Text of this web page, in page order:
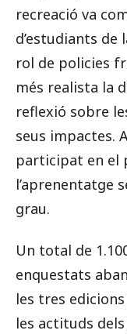
recreació va
d’estudiants de
rol de policies
més realista la
reflexió sobre
seus impactes.
participat en el
l’aprenentatge
grau.
Un total de
enquestats
les tres
les actituds